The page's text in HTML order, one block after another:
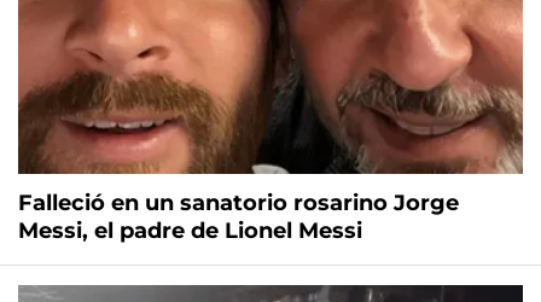
Falleció en un sanatorio rosarino Jorge
Messi, el padre de Lionel Messi